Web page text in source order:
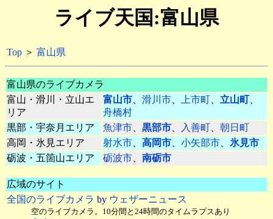
ライブ天国:富山県
Top ＞ 富山県
富山県のライブカメラ
富山・滑川・立山エ
リア
富山市、 滑川市、 上市町、 立山町、
舟橋村
黒部・宇奈月エリア
魚津市、 黒部市、 入善町、 朝日町
高岡・氷見エリア
射水市、 高岡市、 小矢部市、 氷見市
砺波・五箇山エリア
砺波市、 南砺市
広域のサイト
全国のライブカメラ by ウェザーニュース
空のライブカメラ。10分間と24時間のタイムラプスあり